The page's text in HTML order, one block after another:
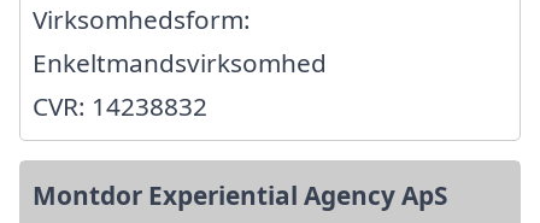
Virksomhedsform:
Enkeltmandsvirksomhed
CVR: 14238832
Montdor Experiential Agency ApS